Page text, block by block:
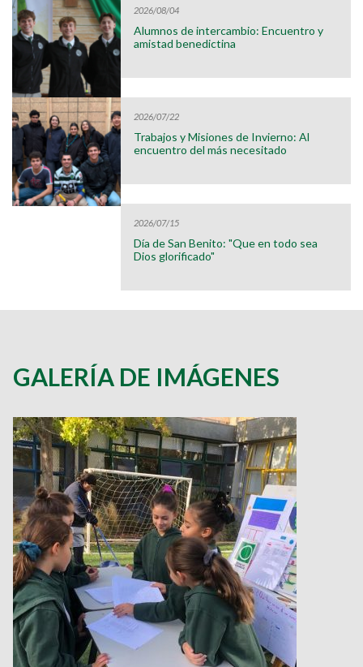
2026/08/04
Alumnos de intercambio: Encuentro y
amistad benedictina
2026/07/22
Trabajos y Misiones de Invierno: Al
encuentro del más necesitado
2026/07/15
Día de San Benito: "Que en todo sea
Dios glorificado"
GALERÍA DE IMÁGENES